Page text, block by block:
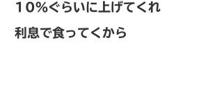
10％ぐらいに上げてくれ
利息で食ってくから